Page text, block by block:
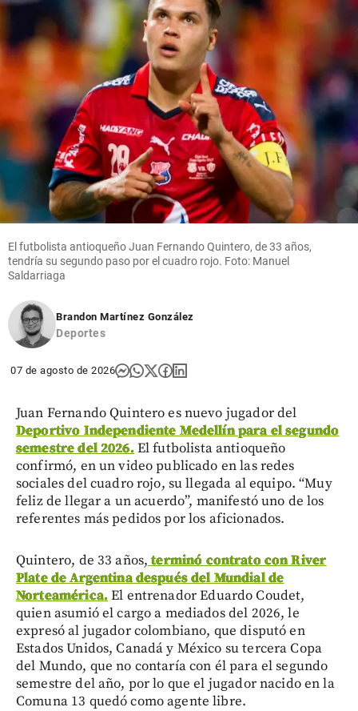
El futbolista antioqueño Juan Fernando Quintero, de 33 años,
tendría su segundo paso por el cuadro rojo. Foto: Manuel
Saldarriaga
Brandon Martínez González
Deportes
07 de agosto de 2026
Juan Fernando Quintero es nuevo jugador del
Deportivo Independiente Medellín para el segundo
semestre del 2026. El futbolista antioqueño
confirmó, en un video publicado en las redes
sociales del cuadro rojo, su llegada al equipo. “Muy
feliz de llegar a un acuerdo”, manifestó uno de los
referentes más pedidos por los aficionados.
Quintero, de 33 años, terminó contrato con River
Plate de Argentina después del Mundial de
Norteamérica. El entrenador Eduardo Coudet,
quien asumió el cargo a mediados del 2026, le
expresó al jugador colombiano, que disputó en
Estados Unidos, Canadá y México su tercera Copa
del Mundo, que no contaría con él para el segundo
semestre del año, por lo que el jugador nacido en la
Comuna 13 quedó como agente libre.